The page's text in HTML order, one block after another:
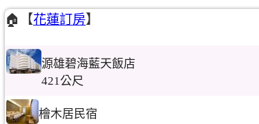
🏠【花蓮訂房】
源雄碧海藍天飯店
421公尺
檜木居民宿